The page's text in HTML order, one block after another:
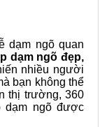
dạm ngõ quan
dạm ngõ đẹp,
nhiều người
bạn không thể
thị trường, 360
dạm ngõ được